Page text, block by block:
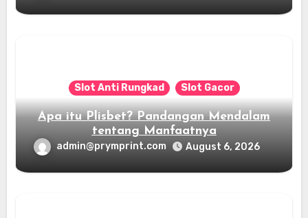
Slot Anti Rungkad Slot Gacor
Apa itu Plisbet? Pandangan Mendalam
tentang Manfaatnya
admin@prymprint.com August 6, 2026